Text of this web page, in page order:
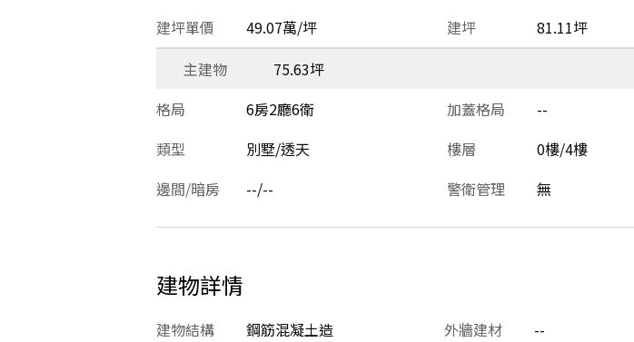
建坪 81.11坪
建坪單價 49.07萬/坪
主建物
75.63坪
格局
6房2廳6衛 加蓋格局 --
類型
別墅/透天 樓層 0樓/4樓
邊間/暗房 --/-- 警衛管理 無
建物詳情
建物結構 鋼筋混凝土造 外牆建材 --